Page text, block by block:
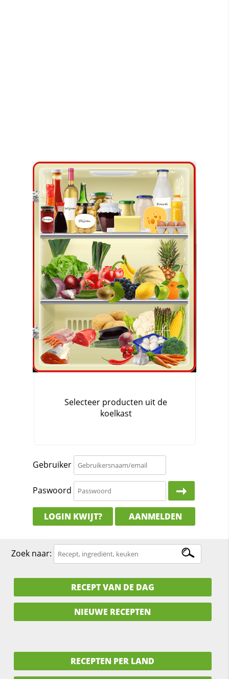
Gebruiker
Paswoord
LOGIN KWIJT? AANMELDEN
Zoek naar:
RECEPT VAN DE DAG
NIEUWE RECEPTEN
RECEPTEN PER LAND